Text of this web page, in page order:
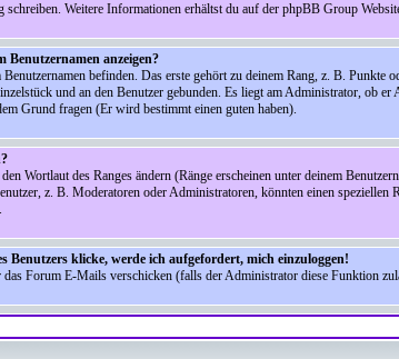
schreiben. Weitere Informationen erhältst du auf der phpBB Group
Benutzernamen anzeigen?
befinden. Das erste gehört zu deinem Rang, z. B.
und an den Benutzer gebunden. Es liegt am Administrator, ob
Grund fragen (Er wird bestimmt einen guten haben).
Wortlaut des Ranges ändern (Ränge erscheinen unter deinem
z. B. Moderatoren oder Administratoren, könnten einen
Benutzers klicke, werde ich aufgefordert, mich einzuloggen!
Forum E-Mails verschicken (falls der Administrator diese Funktion